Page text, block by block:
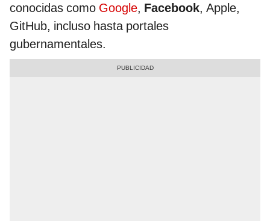
conocidas como Google, Facebook, Apple,
GitHub, incluso hasta portales
gubernamentales.